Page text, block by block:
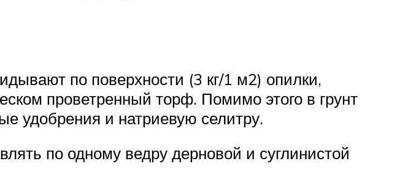
по поверхности (3 кг/1 м2) опилки,
проветренный торф. Помимо этого в грунт
удобрения и натриевую селитру.
по одному ведру дерновой и суглинистой